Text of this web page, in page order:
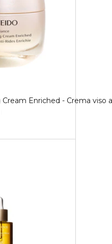
Enriched - Crema viso